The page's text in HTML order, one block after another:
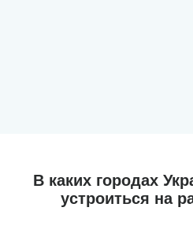
В каких городах
устроиться на